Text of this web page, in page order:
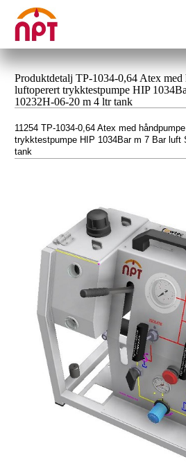
Produktdetalj TP-1034-0,64 Atex
luftoperert trykktestpumpe HIP
10232H-06-20 m 4 ltr tank
11254 TP-1034-0,64 Atex med
trykktestpumpe HIP 1034Bar m 7 Bar luft
tank